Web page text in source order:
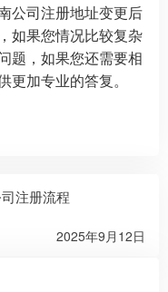
公司注册地址变更后
如果您情况比较复杂
题，如果您还需要相
加专业的答复。
注册流程
2025年9月12日